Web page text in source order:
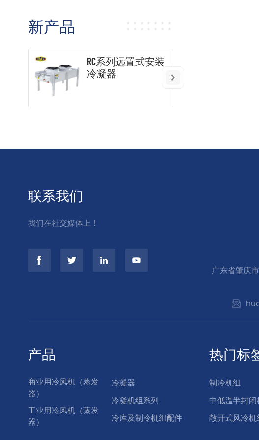
新产品
RC系列远置式安装
冷凝器
广东省肇庆
联系我们
我们在社交媒体上！
产品
商业用冷风机（蒸发
器）
工业用冷风机（蒸发
器）
冷凝器
冷凝机组系列
冷库及制冷机组配件
热门标
制冷机组
中低温半封
敞开式风冷机